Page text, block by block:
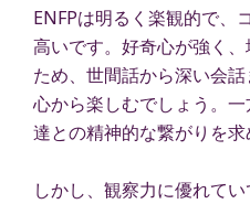
ENFPは明るく楽観的で、
高いです。好奇心が強く
ため、世間話から深い会
心から楽しむでしょう。
達との精神的な繋がりを求
しかし、観察力に優れて